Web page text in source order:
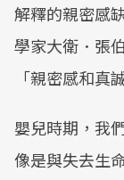
解釋的親密感
學家大衛．張
「親密感和真
嬰兒時期，我
像是與失去生